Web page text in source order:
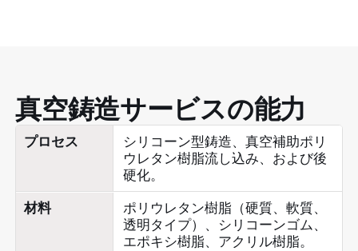
真空鋳造サービスの能力
プロセス
シリコーン型鋳造、真空補助ポリ
ウレタン樹脂流し込み、および後
硬化。
材料
ポリウレタン樹脂（硬質、軟質、
透明タイプ）、シリコーンゴム、
エポキシ樹脂、アクリル樹脂。